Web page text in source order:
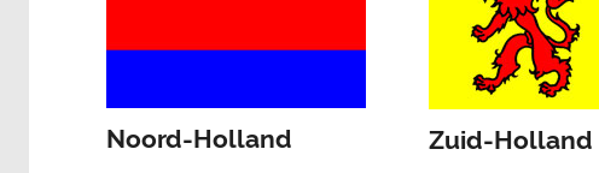
Noord-Holland Zuid-Holland